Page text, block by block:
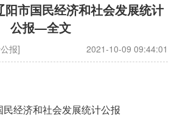
阳市国民经济和社会发展统计
公报—全文
报] 2021-10-09 09:44:01
经济和社会发展统计公报